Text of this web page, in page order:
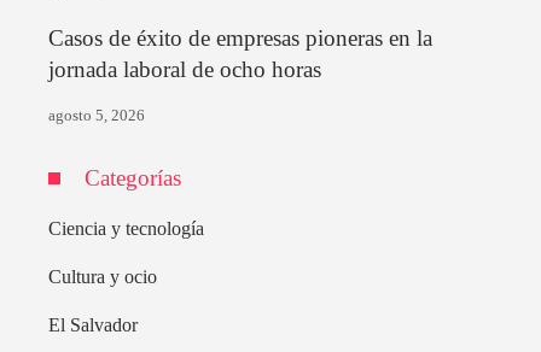
Casos de éxito de empresas pioneras en la
jornada laboral de ocho horas
agosto 5, 2026
Categorías
Ciencia y tecnología
Cultura y ocio
El Salvador